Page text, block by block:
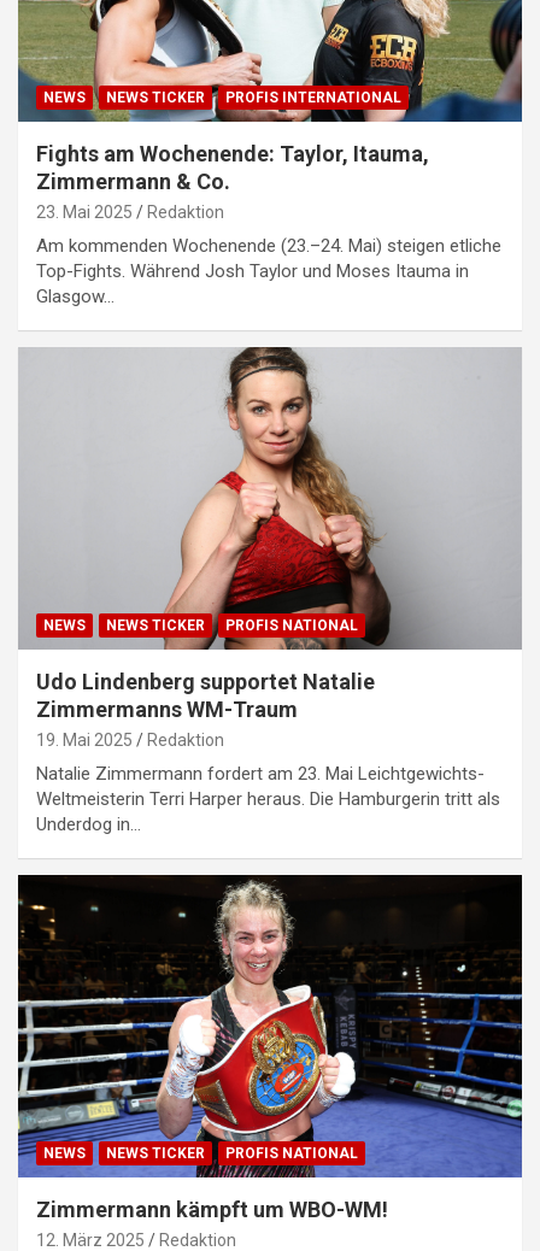
NEWS NEWS TICKER PROFIS INTERNATIONAL
Fights am Wochenende: Taylor, Itauma,
Zimmermann & Co.
23. Mai 2025 Redaktion
Am kommenden Wochenende (23.–24. Mai) steigen etliche
Top-Fights. Während Josh Taylor und Moses Itauma in
Glasgow…
NEWS NEWS TICKER PROFIS NATIONAL
Udo Lindenberg supportet Natalie
Zimmermanns WM-Traum
19. Mai 2025 Redaktion
Natalie Zimmermann fordert am 23. Mai Leichtgewichts-
Weltmeisterin Terri Harper heraus. Die Hamburgerin tritt als
Underdog in…
NEWS NEWS TICKER PROFIS NATIONAL
Zimmermann kämpft um WBO-WM!
12. März 2025 Redaktion